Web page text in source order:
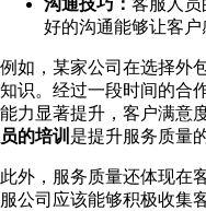
好的沟通能够让客户
例如，某家公司在选择外
知识。经过一段时间的合
能力显著提升，客户满意
员的培训 是提升服务质量
此外，服务质量还体现在
服公司应该能够积极收集